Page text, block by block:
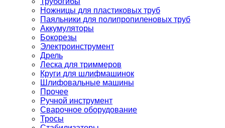
Ножницы для пластиковых труб
Паяльники для полипропиленовых труб
Аккумуляторы
Бокорезы
Электроинструмент
Дрель
Леска для триммеров
Круги для шлифмашинок
Шлифовальные машины
Прочее
Ручной инструмент
Сварочное оборудование
Тросы